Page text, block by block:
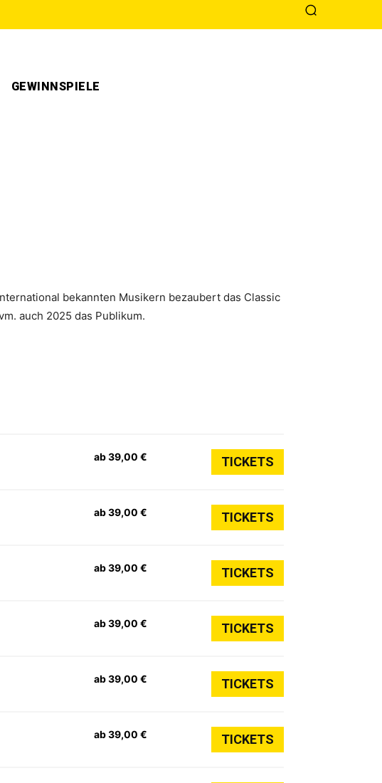
GEWINNSPIELE
bekannten Musikern bezaubert das Classic
auch 2025 das Publikum.
ab 39,00 € TICKETS
ab 39,00 € TICKETS
ab 39,00 € TICKETS
ab 39,00 € TICKETS
ab 39,00 € TICKETS
ab 39,00 € TICKETS